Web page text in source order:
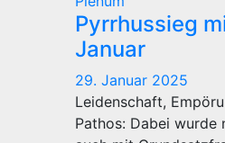
Pyrrhussieg
Januar
29. Januar 2025
Leidenschaft,
Pathos: Dabei wurde